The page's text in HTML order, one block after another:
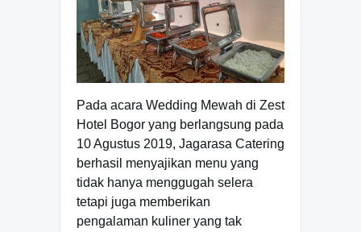
Pada acara Wedding Mewah di Zest
Hotel Bogor yang berlangsung pada
10 Agustus 2019, Jagarasa Catering
berhasil menyajikan menu yang
tidak hanya menggugah selera
tetapi juga memberikan
pengalaman kuliner yang tak